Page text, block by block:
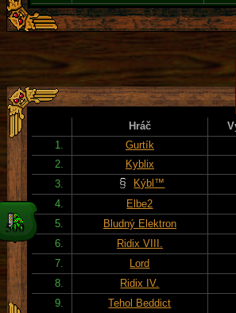
Hráč
1.
Gurtík
2.
Kyblix
3.
Kýbl™
4.
Elbe2
5.
Bludný Elektron
6.
Ridix VIII.
7.
Lord
8.
Ridix IV.
9.
Tehol Beddict